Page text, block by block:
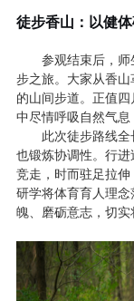
徒步香山：以健
参观结束后，
步之旅。大家从香
的山间步道。正值
中尽情呼吸自然气息
此次徒步路线全
也锻炼协调性。行
竞走，时而驻足拉
研学将体育育人理
魄、磨砺意志，切实